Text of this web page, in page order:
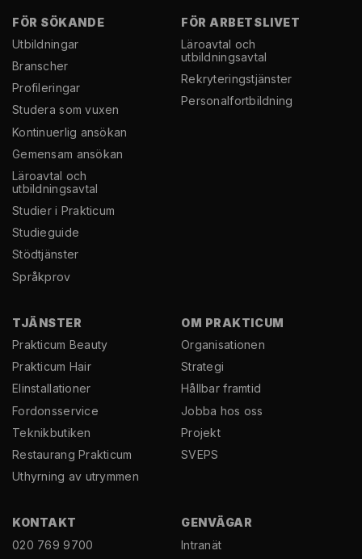
FÖR SÖKANDE
Utbildningar
Branscher
Profileringar
Studera som vuxen
Kontinuerlig ansökan
Gemensam ansökan
Läroavtal och
utbildningsavtal
Studier i Prakticum
Studieguide
Stödtjänster
Språkprov
FÖR ARBETSLIVET
Läroavtal och
utbildningsavtal
Rekryterings­tjänster
Personal­fortbildning
TJÄNSTER
Prakticum Beauty
Prakticum Hair
El­installationer
Fordonsservice
Teknikbutiken
Restaurang Prakticum
Uthyrning av utrymmen
OM PRAKTICUM
Organisationen
Strategi
Hållbar framtid
Jobba hos oss
Projekt
SVEPS
KONTAKT
020 769 9700
GENVÄGAR
Intranät